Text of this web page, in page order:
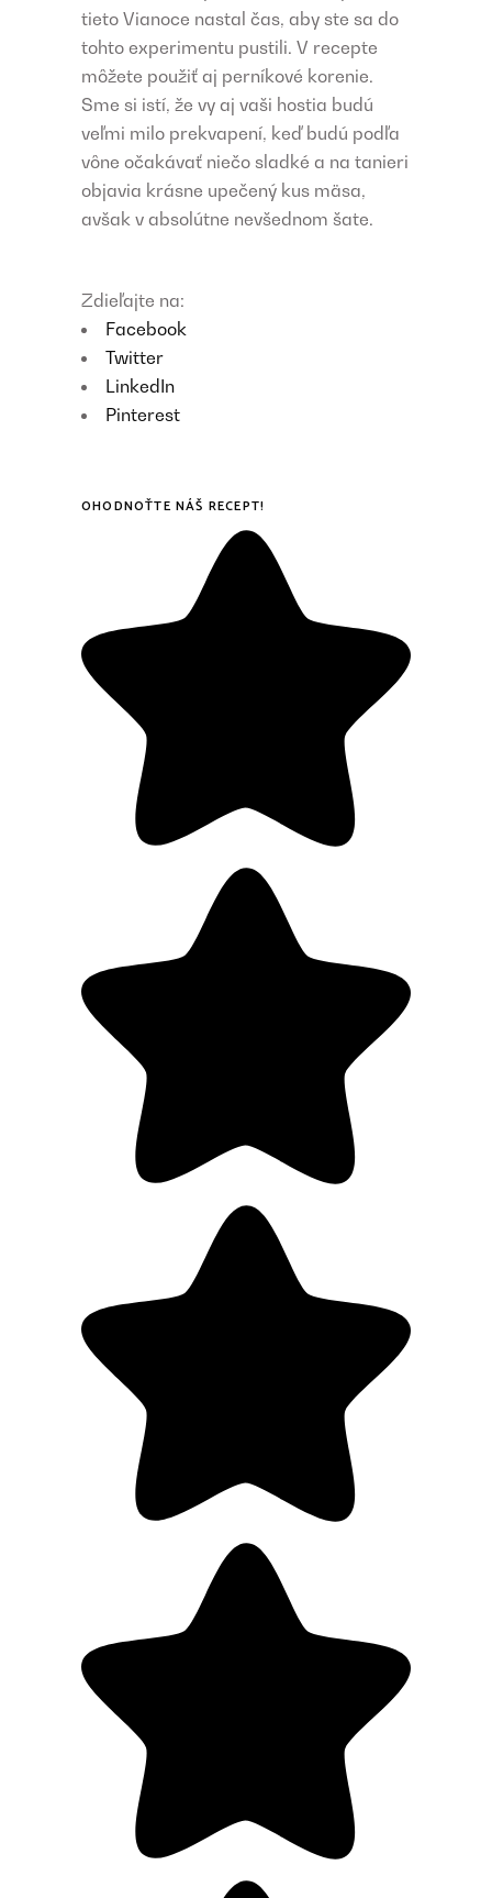
tieto Vianoce nastal čas, aby ste sa do
tohto experimentu pustili. V recepte
môžete použiť aj perníkové korenie.
Sme si istí, že vy aj vaši hostia budú
veľmi milo prekvapení, keď budú podľa
vône očakávať niečo sladké a na tanieri
objavia krásne upečený kus mäsa,
avšak v absolútne nevšednom šate.
Zdieľajte na:
Facebook
Twitter
LinkedIn
Pinterest
OHODNOŤTE NÁŠ RECEPT!